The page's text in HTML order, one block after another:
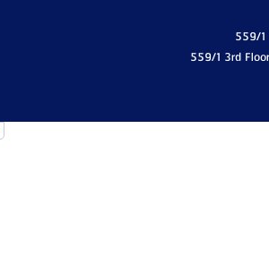
559/
559/1 3rd